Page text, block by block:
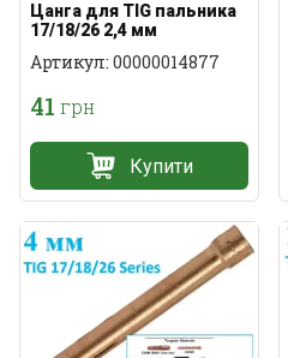
Цанга для TIG пальника
17/18/26 2,4 мм
Артикул: 00000014877
41 грн
Купити